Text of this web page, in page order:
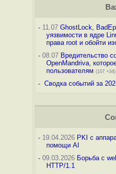
-11.07 GhostLock,
уязвимости в ядре
права root и обойти
-08.07 Вредительство
OpenMandriva,
пользователям (107 +34)
- Сводка событий за
-19.04.2026 PKI с
помощи AI
-09.03.2026 Борьба с
HTTP/1.1